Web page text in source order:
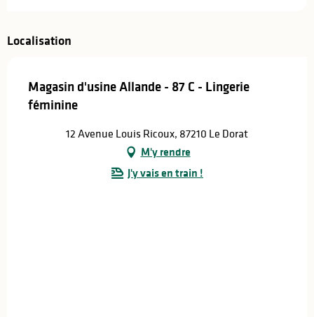
Localisation
Magasin d'usine Allande - 87 C - Lingerie
féminine
12 Avenue Louis Ricoux, 87210 Le Dorat
M'y rendre
J'y vais en train !